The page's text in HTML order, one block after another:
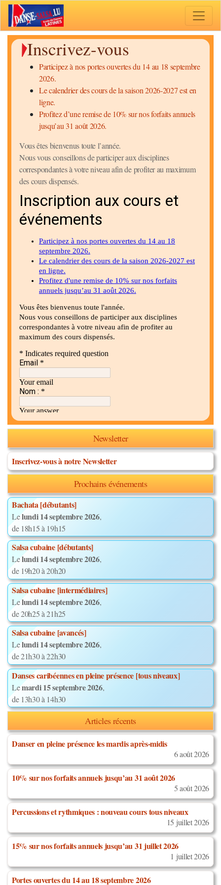
Inscrivez-vous
Participez à nos portes ouvertes du 14 au 18 septembre
2026.
Le calendrier des cours de la saison 2026-2027 est en
ligne.
Profitez d’une remise de 10% sur nos forfaits annuels
jusqu’au 31 août 2026.
Vous êtes bienvenus toute l’année.
Nous vous conseillons de participer aux disciplines
correspondantes à votre niveau afin de profiter au maximum
des cours dispensés.
Newsletter
Inscrivez-vous à notre Newsletter
Prochains événements
Bachata [débutants]
Lelundi 14 septembre 2026,
de 18h15 à 19h15
Salsa cubaine [débutants]
Lelundi 14 septembre 2026,
de 19h20 à 20h20
Salsa cubaine [intermédiaires]
Lelundi 14 septembre 2026,
de 20h25 à 21h25
Salsa cubaine [avancés]
Lelundi 14 septembre 2026,
de 21h30 à 22h30
Danses caribéennes en pleine présence [tous niveaux]
Lemardi 15 septembre 2026,
de 13h30 à 14h30
Articles récents
Danser en pleine présence les mardis après-midis
6 août 2026
10% sur nos forfaits annuels jusqu’au 31 août 2026
5 août 2026
Percussions et rythmiques : nouveau cours tous niveaux
15 juillet 2026
15% sur nos forfaits annuels jusqu’au 31 juillet 2026
1 juillet 2026
Portes ouvertes du 14 au 18 septembre 2026